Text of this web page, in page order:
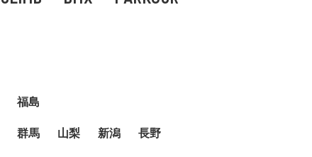
福島
群馬 山梨 新潟 長野